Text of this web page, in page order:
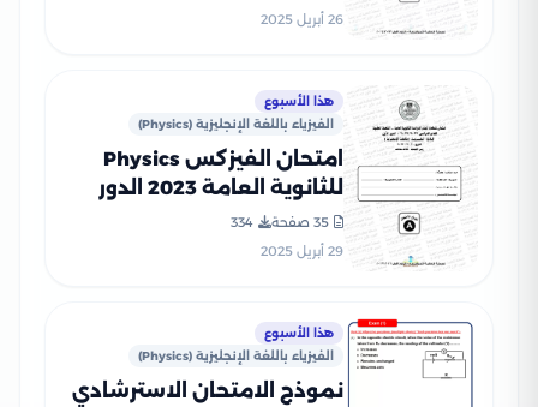
الإجابات الرسمي
26 أبريل 2025
هذا الأسبوع
الفيزياء باللغة الإنجليزية (Physics)
امتحان الفيزكس Physics
للثانوية العامة 2023 الدور
الإجابات الرسمي
35 صفحة
334
29 أبريل 2025
هذا الأسبوع
الفيزياء باللغة الإنجليزية (Physics)
نموذج الامتحان الاسترشادي